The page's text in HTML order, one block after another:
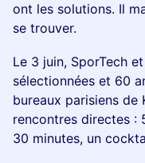
ont les solutions. Il
se trouver.
Le 3 juin, SporTech
sélectionnées et 60
bureaux parisiens de
rencontres directes :
30 minutes, un